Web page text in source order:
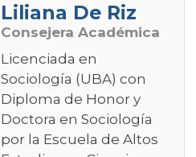
Liliana De Riz
Consejera Académica
Licenciada en
Sociología (UBA) con
Diploma de Honor y
Doctora en Sociología
por la Escuela de Altos